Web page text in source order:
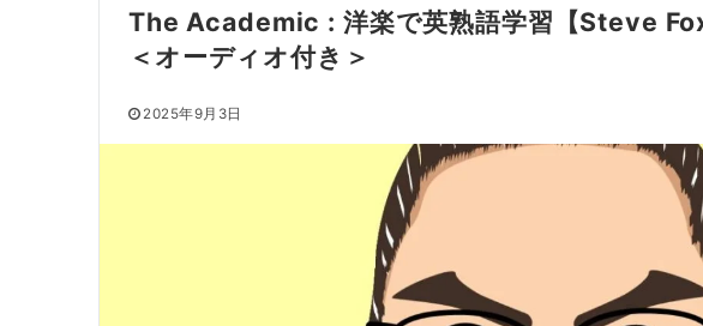
The Academic : 洋楽で英熟語学習【Steve Fox
＜オーディオ付き＞
2025年9月3日